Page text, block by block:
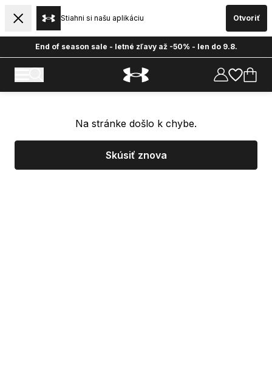
Stiahni si našu aplikáciu Otvoriť
End of season sale - letné zľavy až -50% - len do 9.8.
Na stránke došlo k chybe.
Skúsiť znova